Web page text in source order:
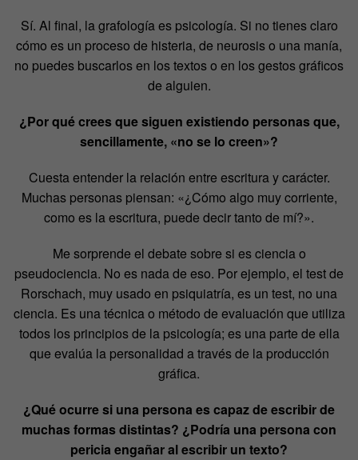
Sí. Al final, la grafología es psicología. Si no tienes claro
cómo es un proceso de histeria, de neurosis o una manía,
no puedes buscarlos en los textos o en los gestos gráficos
de alguien.
¿Por qué crees que siguen existiendo personas que,
sencillamente, «no se lo creen»?
Cuesta entender la relación entre escritura y carácter.
Muchas personas piensan: «¿Cómo algo muy corriente,
como es la escritura, puede decir tanto de mí?».
Me sorprende el debate sobre si es ciencia o
pseudociencia. No es nada de eso. Por ejemplo, el test de
Rorschach, muy usado en psiquiatría, es un test, no una
ciencia. Es una técnica o método de evaluación que utiliza
todos los principios de la psicología; es una parte de ella
que evalúa la personalidad a través de la producción
gráfica.
¿Qué ocurre si una persona es capaz de escribir de
muchas formas distintas? ¿Podría una persona con
pericia engañar al escribir un texto?